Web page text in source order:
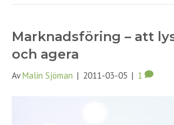
Marknadsföring – att
och agera
AvMalin Sjöman | 2011-03-05 | 1